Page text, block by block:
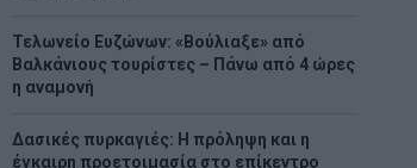
Τελωνείο Ευζώνων: «Βούλιαξε» από
Βαλκάνιους τουρίστες – Πάνω από 4 ώρες
η αναμονή
Δασικές πυρκαγιές: Η πρόληψη και η
έγκαιρη προετοιμασία στο επίκεντρο